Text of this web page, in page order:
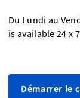
Du Lundi au
is available 24 x 7
Démarrer le